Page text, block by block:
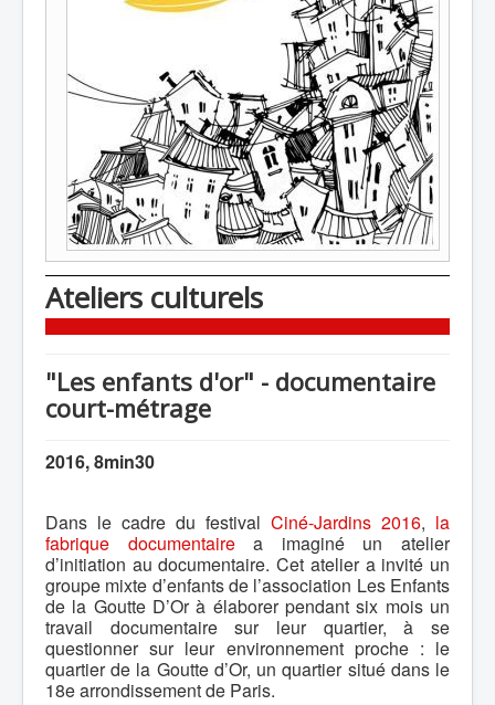
Ateliers culturels
"Les enfants d'or" - documentaire
court-métrage
2016, 8min30
Dans le cadre du festival Ciné-Jardins 2016, la
fabrique documentairea imaginé un atelier
d’initiation au documentaire. Cet atelier a invité un
groupe mixte d’enfants de l’association Les Enfants
de la Goutte D’Or à élaborer pendant six mois un
travail documentaire sur leur quartier, à se
questionner sur leur environnement proche : le
quartier de la Goutte d’Or, un quartier situé dans le
18e arrondissement de Paris.